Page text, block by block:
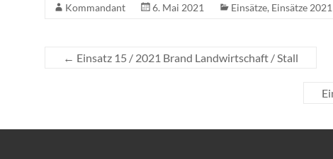
Kommandant 6. Mai 2021 Einsätze, Einsätze 2021
← Einsatz 15 / 2021 Brand Landwirtschaft / Stall